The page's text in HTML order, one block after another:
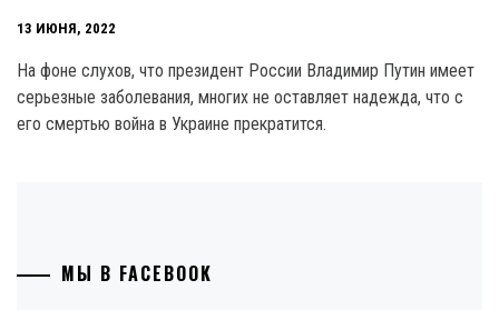
13 ИЮНЯ, 2022
На фоне слухов, что президент России Владимир Путин имеет
серьезные заболевания, многих не оставляет надежда, что с
его смертью война в Украине прекратится.
МЫ В FACEBOOK